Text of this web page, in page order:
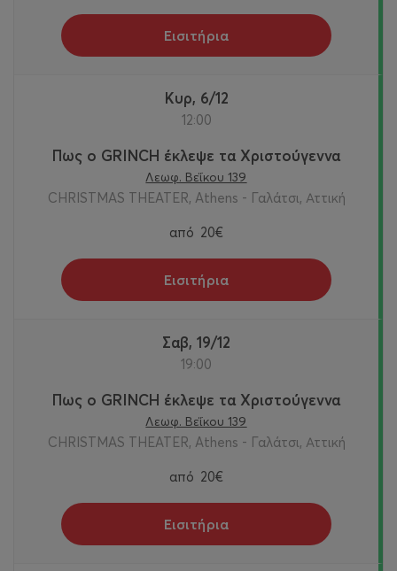
Εισιτήρια
Κυρ, 6/12
12:00
Πως ο GRINCH έκλεψε τα Χριστούγεννα
Λεωφ. Βεΐκου 139
CHRISTMAS THEATER, Athens - Γαλάτσι, Αττική
από 20€
Εισιτήρια
Σαβ, 19/12
19:00
Πως ο GRINCH έκλεψε τα Χριστούγεννα
Λεωφ. Βεΐκου 139
CHRISTMAS THEATER, Athens - Γαλάτσι, Αττική
από 20€
Εισιτήρια